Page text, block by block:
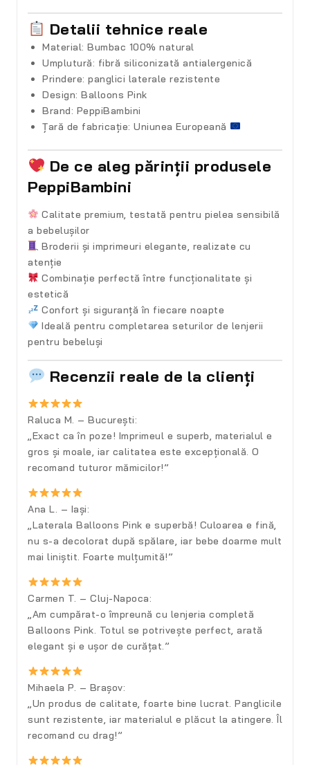
Detalii tehnice reale
Material: Bumbac 100% natural
Umplutură: fibră siliconizată antialergenică
Prindere: panglici laterale rezistente
Design: Balloons Pink
Brand: PeppiBambini
Țară de fabricație: Uniunea Europeană
De ce aleg părinții produsele
PeppiBambini
Calitate premium, testată pentru pielea sensibilă
a bebelușilor
Broderii și imprimeuri elegante, realizate cu
atenție
Combinație perfectă între funcționalitate și
estetică
Confort și siguranță în fiecare noapte
Ideală pentru completarea seturilor de lenjerii
pentru bebeluși
Recenzii reale de la clienți
Raluca M. – București:
„Exact ca în poze! Imprimeul e superb, materialul e
gros și moale, iar calitatea este excepțională. O
recomand tuturor mămicilor!”
Ana L. – Iași:
„Laterala Balloons Pink e superbă! Culoarea e fină,
nu s-a decolorat după spălare, iar bebe doarme mult
mai liniștit. Foarte mulțumită!”
Carmen T. – Cluj-Napoca:
„Am cumpărat-o împreună cu lenjeria completă
Balloons Pink. Totul se potrivește perfect, arată
elegant și e ușor de curățat.”
Mihaela P. – Brașov:
„Un produs de calitate, foarte bine lucrat. Panglicile
sunt rezistente, iar materialul e plăcut la atingere. Îl
recomand cu drag!”